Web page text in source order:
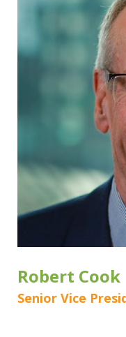
Robert Cook
Senior Vice